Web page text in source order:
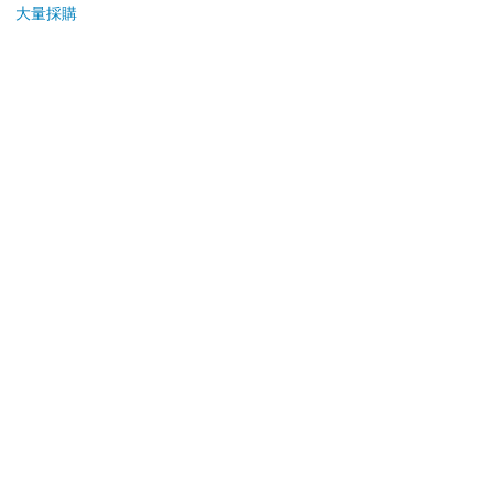
辦理退換貨時，商品（組合商品恕無法接受單獨退貨）必須
大量採購